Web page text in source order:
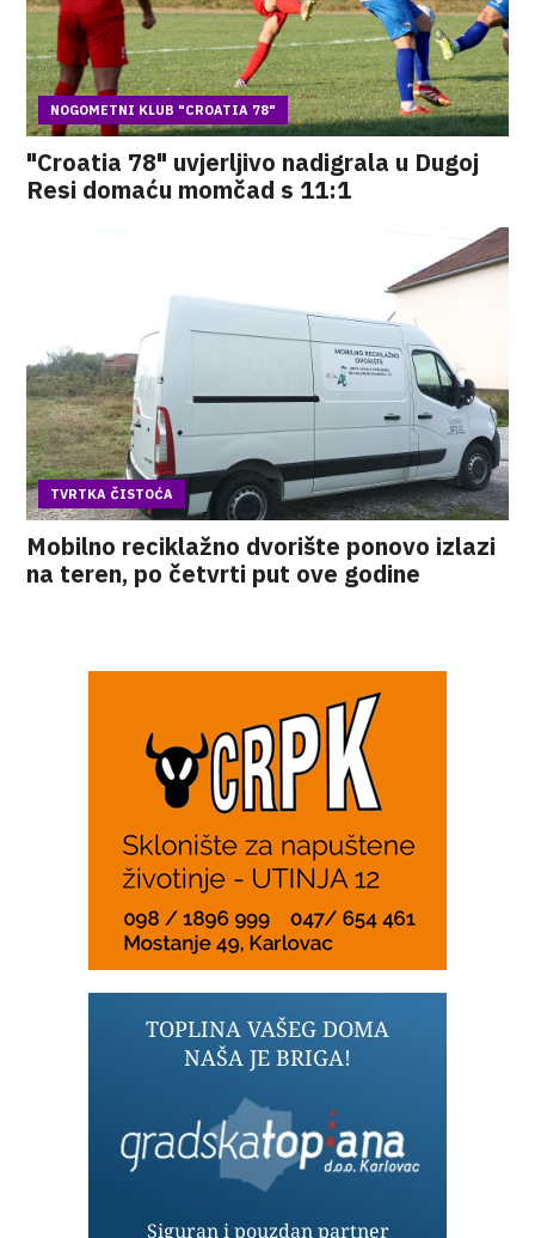
NOGOMETNI KLUB "CROATIA 78"
"Croatia 78" uvjerljivo nadigrala u Dugoj
Resi domaću momčad s 11:1
TVRTKA ČISTOĆA
Mobilno reciklažno dvorište ponovo izlazi
na teren, po četvrti put ove godine